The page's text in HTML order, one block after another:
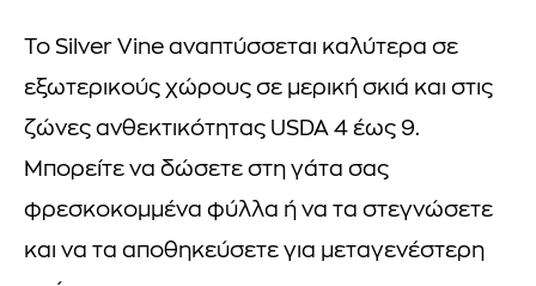
Το Silver Vine αναπτύσσεται καλύτερα σε
εξωτερικούς χώρους σε μερική σκιά και στις
ζώνες ανθεκτικότητας USDA 4 έως 9.
Μπορείτε να δώσετε στη γάτα σας
φρεσκοκομμένα φύλλα ή να τα στεγνώσετε
και να τα αποθηκεύσετε για μεταγενέστερη